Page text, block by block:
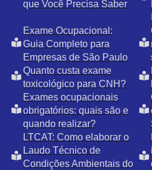
que Você Precisa Saber
Exame Ocupacional:
Guia Completo para
Empresas de São Paulo
Quanto custa exame
toxicológico para CNH?
Exames ocupacionais
obrigatórios: quais são e
quando realizar?
LTCAT: Como elaborar o
Laudo Técnico de
Condições Ambientais do